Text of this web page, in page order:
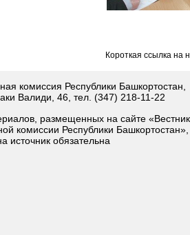
Короткая ссылка на
комиссия Республики Башкортостан,
Валиди, 46, тел. (347) 218-11-22
размещенных на сайте «Вестник
комиссии Республики Башкортостан»,
источник обязательна